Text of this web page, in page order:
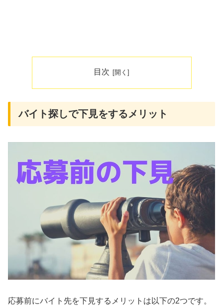
目次
バイト探しで下見をするメリット
応募前にバイト先を下見するメリットは以下の2つです。